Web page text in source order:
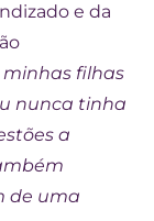
e da
minhas filhas
nunca tinha
a
de uma